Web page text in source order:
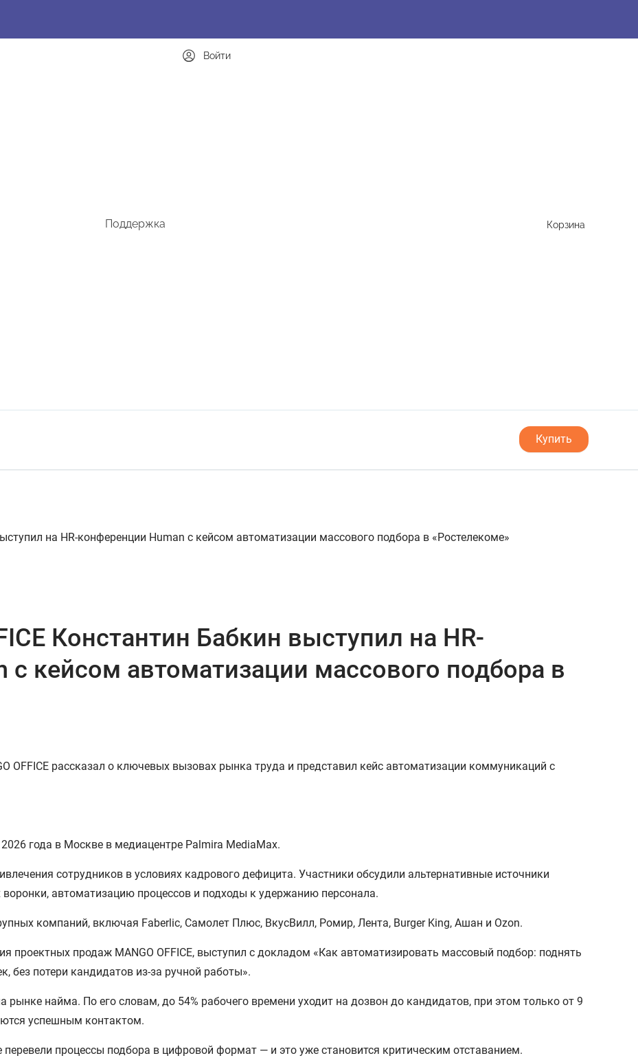
Поддержка
Войти
Корзина
Купить
на HR-конференции Human с кейсом автоматизации массового подбора в «Ростелекоме»
Константин Бабкин выступил на HR-
с кейсом автоматизации массового подбора в
OFFICE рассказал о ключевых вызовах рынка труда и представил кейс автоматизации коммуникаций с
года в Москве в медиацентре Palmira MediaMax.
сотрудников в условиях кадрового дефицита. Участники обсудили альтернативные источники
автоматизацию процессов и подходы к удержанию персонала.
компаний, включая Faberlic, Самолет Плюс, ВкусВилл, Ромир, Лента, Burger King, Ашан и Ozon.
проектных продаж MANGO OFFICE, выступил с докладом «Как автоматизировать массовый подбор: поднять
без потери кандидатов из-за ручной работы».
рынке найма. По его словам, до 54% рабочего времени уходит на дозвон до кандидатов, при этом только от 9
успешным контактом.
процессы подбора в цифровой формат — и это уже становится критическим отставанием.